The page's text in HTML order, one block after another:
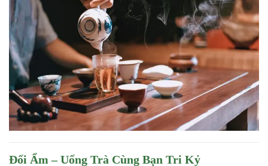
Đối Ẩm – Uống Trà Cùng Bạn Tri Kỷ